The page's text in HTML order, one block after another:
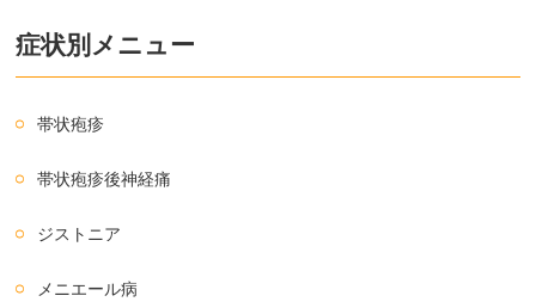
症状別メニュー
帯状疱疹
帯状疱疹後神経痛
ジストニア
メニエール病